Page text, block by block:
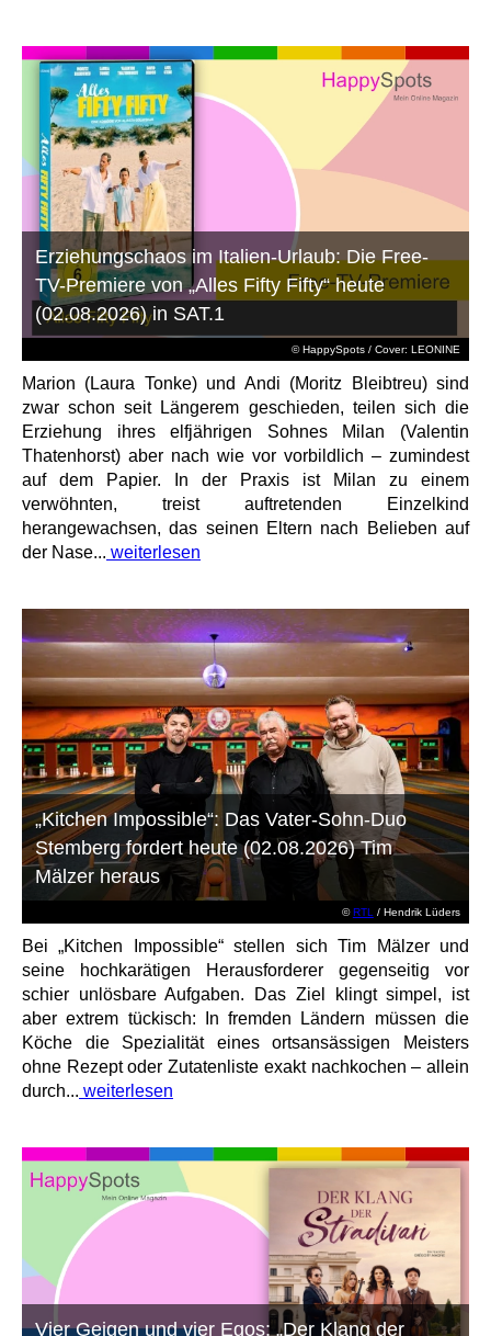
© HappySpots / Cover: LEONINE
Erziehungschaos im Italien-Urlaub: Die Free-
TV-Premiere von „Alles Fifty Fifty“ heute
(02.08.2026) in SAT.1
Marion (Laura Tonke) und Andi (Moritz Bleibtreu) sind
zwar schon seit Längerem geschieden, teilen sich die
Erziehung ihres elfjährigen Sohnes Milan (Valentin
Thatenhorst) aber nach wie vor vorbildlich – zumindest
auf dem Papier. In der Praxis ist Milan zu einem
verwöhnten, treist auftretenden Einzelkind
herangewachsen, das seinen Eltern nach Belieben auf
der Nase... weiterlesen
©RTL / Hendrik Lüders
„Kitchen Impossible“: Das Vater-Sohn-Duo
Stemberg fordert heute (02.08.2026) Tim
Mälzer heraus
Bei „Kitchen Impossible“ stellen sich Tim Mälzer und
seine hochkarätigen Herausforderer gegenseitig vor
schier unlösbare Aufgaben. Das Ziel klingt simpel, ist
aber extrem tückisch: In fremden Ländern müssen die
Köche die Spezialität eines ortsansässigen Meisters
ohne Rezept oder Zutatenliste exakt nachkochen – allein
durch... weiterlesen
Vier Geigen und vier Egos: „Der Klang der